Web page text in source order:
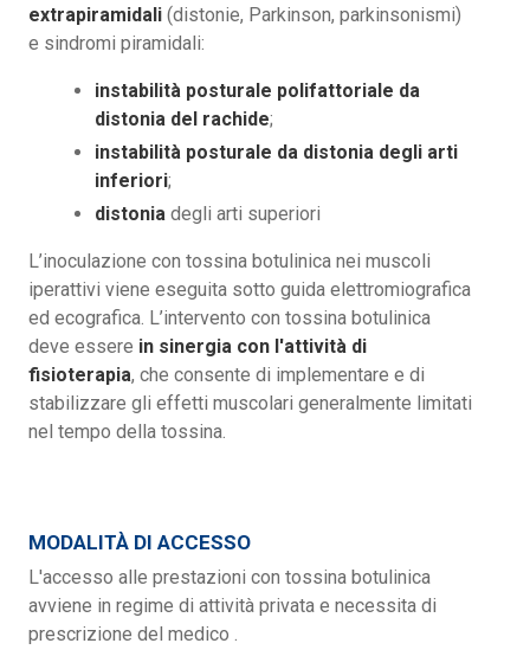
extrapiramidali (distonie, Parkinson, parkinsonismi)
e sindromi piramidali:
instabilità posturale polifattoriale da
distonia del rachide;
instabilità posturale da distonia degli arti
inferiori;
distonia degli arti superiori
L’inoculazione con tossina botulinica nei muscoli
iperattivi viene eseguita sotto guida elettromiografica
ed ecografica. L’intervento con tossina botulinica
deve essere in sinergia con l'attività di
fisioterapia, che consente di implementare e di
stabilizzare gli effetti muscolari generalmente limitati
nel tempo della tossina.
MODALITÀ DI ACCESSO
L'accesso alle prestazioni con tossina botulinica
avviene in regime di attività privata e necessita di
prescrizione del medico .